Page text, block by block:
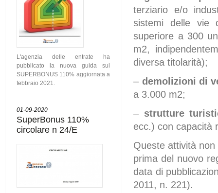
L'agenzia delle entrate ha
pubblicato la nuova guida sul
SUPERBONUS 110% aggiornata a
febbraio 2021.
01-09-2020
SuperBonus 110%
circolare n 24/E
terziario e/o
sistemi delle vie
superiore a 300
m2,
diversa titolarità);
– demolizioni di
a 3.000 m2;
– strutture
ecc.) con capacità
Queste attività
prima del nuovo
data di
2011, n. 221).